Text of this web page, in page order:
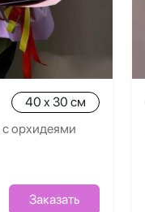
40 x 30 см
с орхидеями
Заказать